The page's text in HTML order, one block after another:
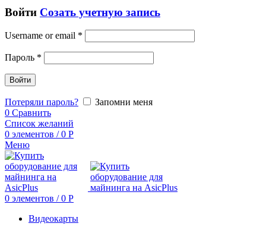
Войти Созать учетную запись
Username or email *
Пароль *
Войти
Потеряли пароль?
Запомни меня
0 Сравнить
Список желаний
0 элементов / 0 Р
Меню
0 элементов / 0 Р
Видеокарты